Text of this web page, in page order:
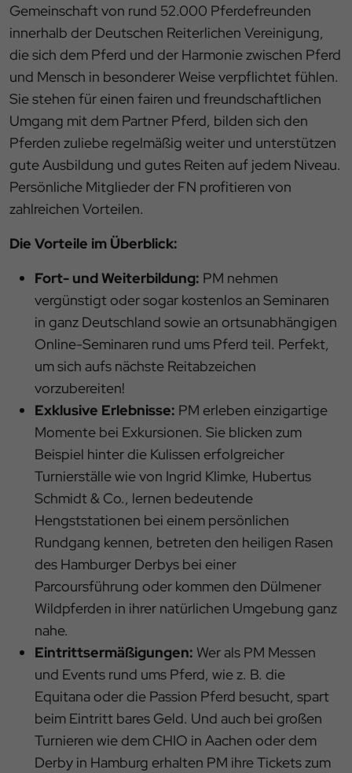
Gemeinschaft von rund 52.000 Pferdefreunden
innerhalb der Deutschen Reiterlichen Vereinigung,
die sich dem Pferd und der Harmonie zwischen Pferd
und Mensch in besonderer Weise verpflichtet fühlen.
Sie stehen für einen fairen und freundschaftlichen
Umgang mit dem Partner Pferd, bilden sich den
Pferden zuliebe regelmäßig weiter und unterstützen
gute Ausbildung und gutes Reiten auf jedem Niveau.
Persönliche Mitglieder der FN profitieren von
zahlreichen Vorteilen.
Die Vorteile im Überblick:
Fort- und Weiterbildung: PM nehmen
vergünstigt oder sogar kostenlos an Seminaren
in ganz Deutschland sowie an ortsunabhängigen
Online-Seminaren rund ums Pferd teil. Perfekt,
um sich aufs nächste Reitabzeichen
vorzubereiten!
Exklusive Erlebnisse: PM erleben einzigartige
Momente bei Exkursionen. Sie blicken zum
Beispiel hinter die Kulissen erfolgreicher
Turnierställe wie von Ingrid Klimke, Hubertus
Schmidt & Co., lernen bedeutende
Hengststationen bei einem persönlichen
Rundgang kennen, betreten den heiligen Rasen
des Hamburger Derbys bei einer
Parcoursführung oder kommen den Dülmener
Wildpferden in ihrer natürlichen Umgebung ganz
nahe.
Eintrittsermäßigungen: Wer als PM Messen
und Events rund ums Pferd, wie z. B. die
Equitana oder die Passion Pferd besucht, spart
beim Eintritt bares Geld. Und auch bei großen
Turnieren wie dem CHIO in Aachen oder dem
Derby in Hamburg erhalten PM ihre Tickets zum